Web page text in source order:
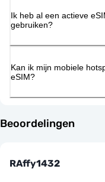
Ik heb al een actieve
gebruiken?
Kan ik mijn mobiele
eSIM?
Beoordelingen
RAffy1432